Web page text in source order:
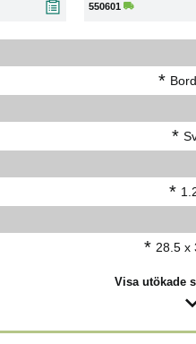
550601
*
*
*
* 28.5 x
Visa utökade